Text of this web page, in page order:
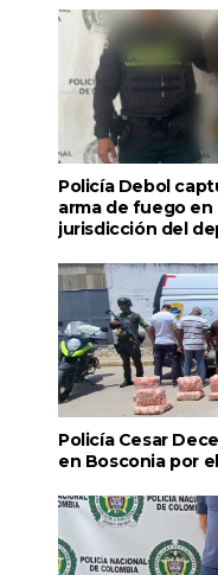
Policía Debol
arma de fuego en
jurisdicción del
Policía Cesar
en Bosconia por